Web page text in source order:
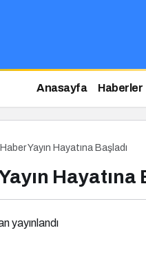
Anasayfa Haberler
Yayın Hayatına Başladı
Hayatına
yayınlandı